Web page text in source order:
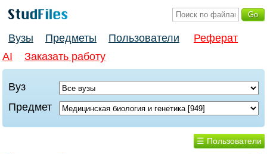
Вузы Предметы Пользователи
Реферат
AI
Заказать работу
Вуз
Предмет
☰ Пользователи